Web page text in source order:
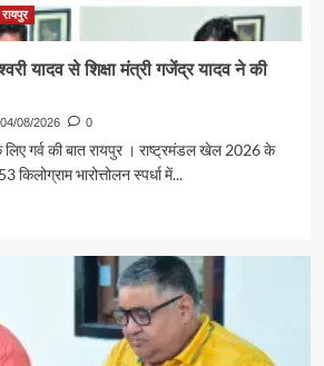
रायपुर
यादव से शिक्षा मंत्री गजेंद्र यादव ने की
04/08/2026 0
गर्व की बात रायपुर । राष्ट्रमंडल खेल 2026 के
किलोग्राम भारोत्तोलन स्पर्धा में...